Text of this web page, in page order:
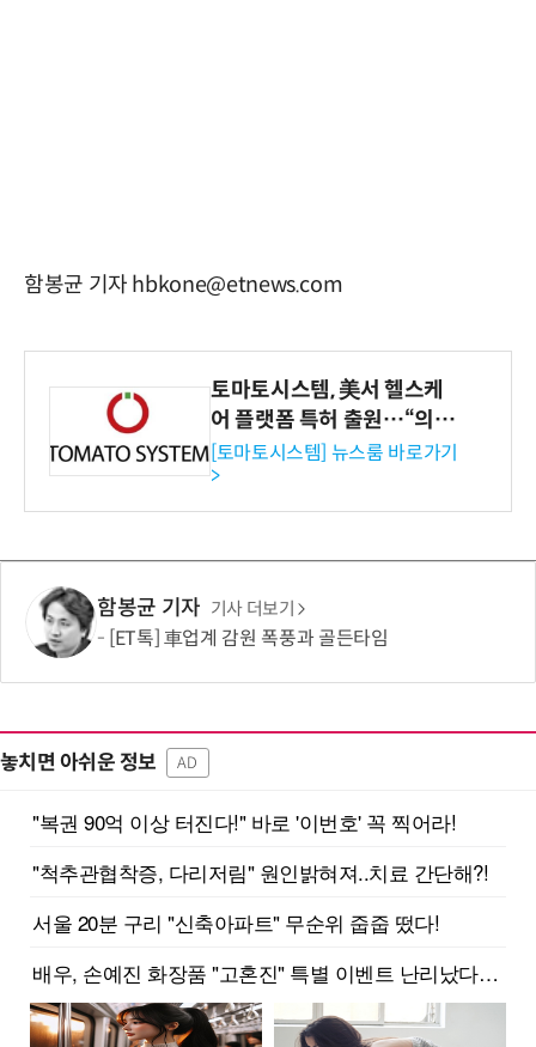
함봉균 기자 hbkone@etnews.com
토마토시스템, 美서 헬스케
어 플랫폼 특허 출원…“의료
기관·보험사 공략”
[토마토시스템] 뉴스룸 바로가기
>
함봉균 기자 기사 더보기
[ET톡] 車업계 감원 폭풍과 골든타임
놓치면 아쉬운 정보 AD